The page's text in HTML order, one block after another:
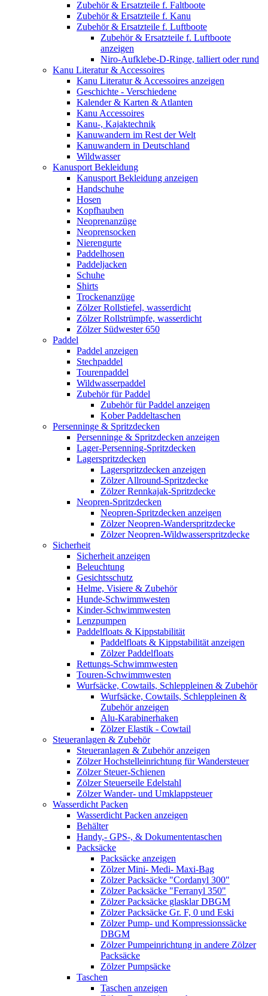
Zubehör & Ersatzteile f. Faltboote
Zubehör & Ersatzteile f. Kanu
Zubehör & Ersatzteile f. Luftboote
Zubehör & Ersatzteile f. Luftboote
anzeigen
Niro-Aufklebe-D-Ringe, talliert oder rund
Kanu Literatur & Accessoires
Kanu Literatur & Accessoires anzeigen
Geschichte - Verschiedene
Kalender & Karten & Atlanten
Kanu Accessoires
Kanu-, Kajaktechnik
Kanuwandern im Rest der Welt
Kanuwandern in Deutschland
Wildwasser
Kanusport Bekleidung
Kanusport Bekleidung anzeigen
Handschuhe
Hosen
Kopfhauben
Neoprenanzüge
Neoprensocken
Nierengurte
Paddelhosen
Paddeljacken
Schuhe
Shirts
Trockenanzüge
Zölzer Rollstiefel, wasserdicht
Zölzer Rollstrümpfe, wasserdicht
Zölzer Südwester 650
Paddel
Paddel anzeigen
Stechpaddel
Tourenpaddel
Wildwasserpaddel
Zubehör für Paddel
Zubehör für Paddel anzeigen
Kober Paddeltaschen
Persenninge & Spritzdecken
Persenninge & Spritzdecken anzeigen
Lager-Persenning-Spritzdecken
Lagerspritzdecken
Lagerspritzdecken anzeigen
Zölzer Allround-Spritzdecke
Zölzer Rennkajak-Spritzdecke
Neopren-Spritzdecken
Neopren-Spritzdecken anzeigen
Zölzer Neopren-Wanderspritzdecke
Zölzer Neopren-Wildwasserspritzdecke
Sicherheit
Sicherheit anzeigen
Beleuchtung
Gesichtsschutz
Helme, Visiere & Zubehör
Hunde-Schwimmwesten
Kinder-Schwimmwesten
Lenzpumpen
Paddelfloats & Kippstabilität
Paddelfloats & Kippstabilität anzeigen
Zölzer Paddelfloats
Rettungs-Schwimmwesten
Touren-Schwimmwesten
Wurfsäcke, Cowtails, Schleppleinen & Zubehör
Wurfsäcke, Cowtails, Schleppleinen &
Zubehör anzeigen
Alu-Karabinerhaken
Zölzer Elastik - Cowtail
Steueranlagen & Zubehör
Steueranlagen & Zubehör anzeigen
Zölzer Hochstelleinrichtung für Wandersteuer
Zölzer Steuer-Schienen
Zölzer Steuerseile Edelstahl
Zölzer Wander- und Umklappsteuer
Wasserdicht Packen
Wasserdicht Packen anzeigen
Behälter
Handy,- GPS-, & Dokumententaschen
Packsäcke
Packsäcke anzeigen
Zölzer Mini- Medi- Maxi-Bag
Zölzer Packsäcke "Cordanyl 300"
Zölzer Packsäcke "Ferranyl 350"
Zölzer Packsäcke glasklar DBGM
Zölzer Packsäcke Gr. F, 0 und Eski
Zölzer Pump- und Kompressionssäcke
DBGM
Zölzer Pumpeinrichtung in andere Zölzer
Packsäcke
Zölzer Pumpsäcke
Taschen
Taschen anzeigen